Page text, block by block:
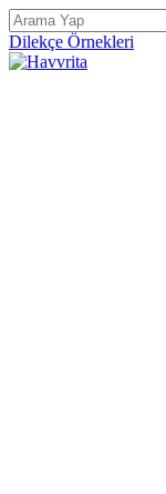
Dilekçe Örnekleri